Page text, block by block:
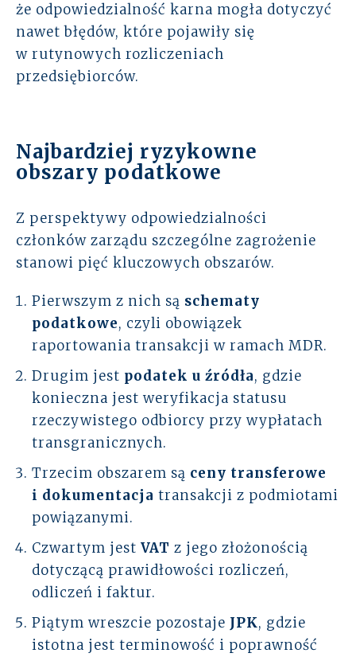
że odpowiedzialność karna mogła dotyczyć
nawet błędów, które pojawiły się
w rutynowych rozliczeniach
przedsiębiorców.
Najbardziej ryzykowne
obszary podatkowe
Z perspektywy odpowiedzialności
członków zarządu szczególne zagrożenie
stanowi pięć kluczowych obszarów.
Pierwszym z nich są schematy
podatkowe, czyli obowiązek
raportowania transakcji w ramach MDR.
Drugim jest podatek u źródła, gdzie
konieczna jest weryfikacja statusu
rzeczywistego odbiorcy przy wypłatach
transgranicznych.
Trzecim obszarem są ceny transferowe
i dokumentacja transakcji z podmiotami
powiązanymi.
Czwartym jest VAT z jego złożonością
dotyczącą prawidłowości rozliczeń,
odliczeń i faktur.
Piątym wreszcie pozostaje JPK, gdzie
istotna jest terminowość i poprawność